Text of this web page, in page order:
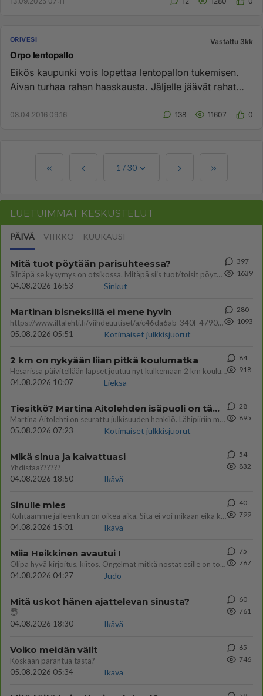
ORIVESI Vastattu 3kk
Orpo lentopallo
Eikös kaupunki vois lopettaa lentopallon tukemisen.
Aivan turhaa rahan haaskausta. Jäljelle jäävät rahat
08.04.2016 09:16 138 11607 0
1 /30
LUETUIMMAT KESKUSTELUT
PÄIVÄ VIIKKO KUUKAUSI
Mitä tuot pöytään parisuhteessa?
Siinäpä se kysymys on otsikossa. Mitäpä siis tuot/toisit pöytään parisuhteessa? Oletko mies vai nainen? Koetko sen mitä
04.08.2026 16:53
Sinkut
397
1639
Martinan bisneksillä ei mene hyvin
https://www.iltalehti.fi/viihdeuutiset/a/c46da6ab-340f-4790-aaa7-0865eed2336 Yrityksen konkurssihakemus on tullut kärä
05.08.2026 05:51
Kotimaiset julkkisjuorut
280
1093
2 km on nykyään liian pitkä koulumatka
Hesarissa päivitellään lapset joutuu nyt kulkemaan 2 km kouluun jösses. Ruostefillarilla tuo matka menee vaikka miten äk
04.08.2026 10:07
Lieksa
84
918
Tiesitkö? Martina Aitolehden isäpuoli on tämä suosittu laulaja
Martina Aitolehti on seurattu julkisuuden henkilö. Lähipiiriin mahtuu muitakin tunnettuja henkilöitä. Tiesitkö, että Ma
05.08.2026 07:23
Kotimaiset julkkisjuorut
28
895
Mikä sinua ja kaivattuasi
Yhdistää??????
04.08.2026 18:50
Ikävä
54
832
Sinulle mies
Kohtaamme jälleen kun on oikea aika. Sitä ei voi mikään eikä kukaan estää <3 <3
04.08.2026 15:01
Ikävä
40
799
Miia Heikkinen avautui !
Olipa hyvä kirjoitus, kiitos. Ongelmat mitkä nostat esille on todellisia ja tämä ylimielisyys totta ja se näkyy kaikessa
04.08.2026 04:27
Judo
75
767
Mitä uskot hänen ajattelevan sinusta?
😇
04.08.2026 18:30
Ikävä
60
761
Voiko meidän välit
Koskaan parantua tästä?
05.08.2026 05:34
Ikävä
65
746